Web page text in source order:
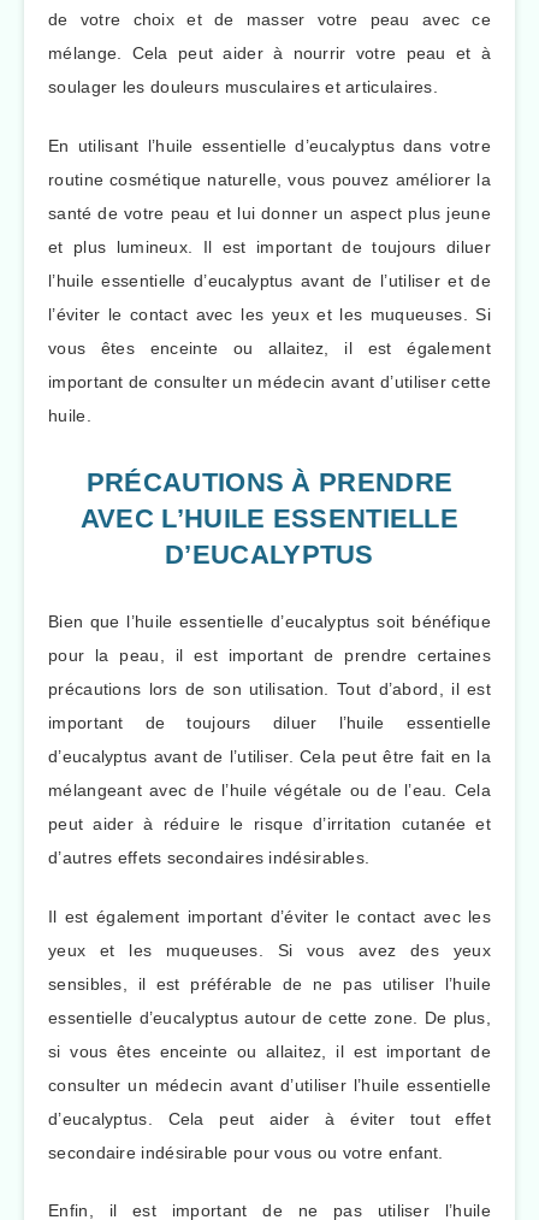
de votre choix et de masser votre peau avec ce
mélange. Cela peut aider à nourrir votre peau et à
soulager les douleurs musculaires et articulaires.
En utilisant l’huile essentielle d’eucalyptus dans votre
routine cosmétique naturelle, vous pouvez améliorer la
santé de votre peau et lui donner un aspect plus jeune
et plus lumineux. Il est important de toujours diluer
l’huile essentielle d’eucalyptus avant de l’utiliser et de
l’éviter le contact avec les yeux et les muqueuses. Si
vous êtes enceinte ou allaitez, il est également
important de consulter un médecin avant d’utiliser cette
huile.
PRÉCAUTIONS À PRENDRE
AVEC L’HUILE ESSENTIELLE
D’EUCALYPTUS
Bien que l’huile essentielle d’eucalyptus soit bénéfique
pour la peau, il est important de prendre certaines
précautions lors de son utilisation. Tout d’abord, il est
important de toujours diluer l’huile essentielle
d’eucalyptus avant de l’utiliser. Cela peut être fait en la
mélangeant avec de l’huile végétale ou de l’eau. Cela
peut aider à réduire le risque d’irritation cutanée et
d’autres effets secondaires indésirables.
Il est également important d’éviter le contact avec les
yeux et les muqueuses. Si vous avez des yeux
sensibles, il est préférable de ne pas utiliser l’huile
essentielle d’eucalyptus autour de cette zone. De plus,
si vous êtes enceinte ou allaitez, il est important de
consulter un médecin avant d’utiliser l’huile essentielle
d’eucalyptus. Cela peut aider à éviter tout effet
secondaire indésirable pour vous ou votre enfant.
Enfin, il est important de ne pas utiliser l’huile